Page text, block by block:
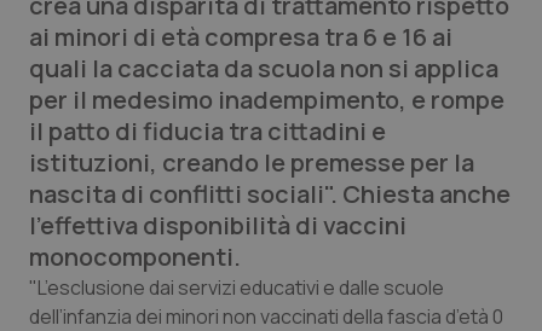
Abruzzo
Basilicata
Calabria
Campania
Emilia-Romagna
QS Pro Gold
Artrite & artrosi
Asma & BPCO
Car-T
Colesterolo & coronaropatie
QS Club Newsletter
ai minori di età compresa tra 6 e 16 ai
quali la cacciata da scuola non si applica
per il medesimo inadempimento, e rompe
il patto di fiducia tra cittadini e
istituzioni, creando le premesse per la
nascita di conflitti sociali". Chiesta anche
l'effettiva disponibilità di vaccini
monocomponenti.
"L’esclusione dai servizi educativi e dalle scuole
dell’infanzia dei minori non vaccinati della fascia d’età 0